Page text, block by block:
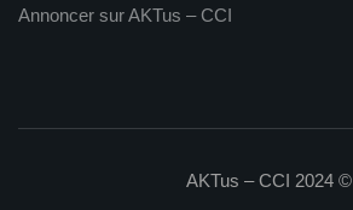
Annoncer sur AKTus – CCI
AKTus – CCI 2024 ©